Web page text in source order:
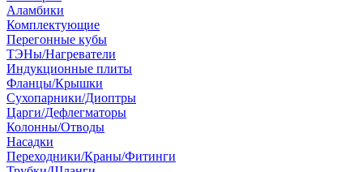
Аламбики
Комплектующие
Перегонные кубы
ТЭНы/Нагреватели
Индукционные плиты
Фланцы/Крышки
Сухопарники/Диоптры
Царги/Дефлегматоры
Колонны/Отводы
Насадки
Переходники/Краны/Фитинги